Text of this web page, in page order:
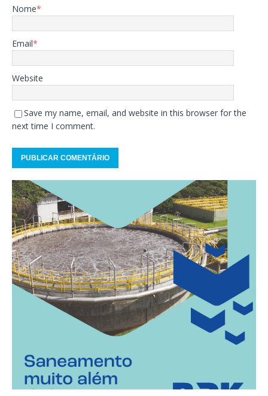
Nome*
Email*
Website
Save my name, email, and website in this browser for the
next time I comment.